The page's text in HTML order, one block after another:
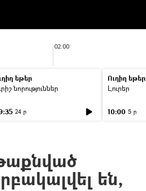
02:00
եթեր
նորություններ
24 ր
Ուղիղ եթեր
Լուրեր
10:00 5 ր
են,